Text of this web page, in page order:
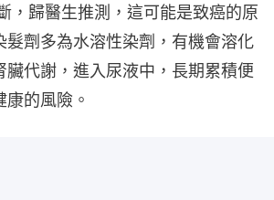
，歸醫生推測，這可能是致癌的原
髮劑多為水溶性染劑，有機會溶化
臟代謝，進入尿液中，長期累積便
的風險。